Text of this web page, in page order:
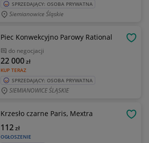
SPRZEDAJĄCY: OSOBA PRYWATNA
Siemianowice Śląskie
Piec Konwekcyjno Parowy Rational
do negocjacji
KUP TERAZ
22 000zł
SPRZEDAJĄCY: OSOBA PRYWATNA
SIEMIANOWICE ŚLĄSKIE
Krzesło czarne Paris, Mextra
OGŁOSZENIE
112zł